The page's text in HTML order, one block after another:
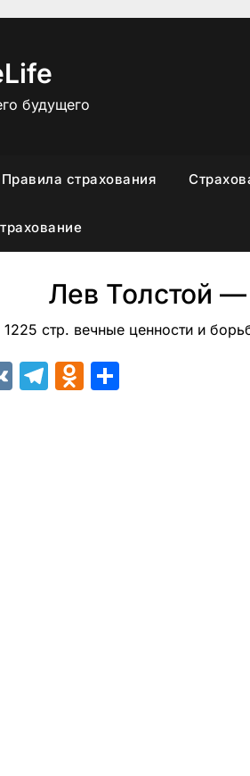
будущего
Правила страхования
Лев Толстой
стр. вечные ценности и
VK Telegram